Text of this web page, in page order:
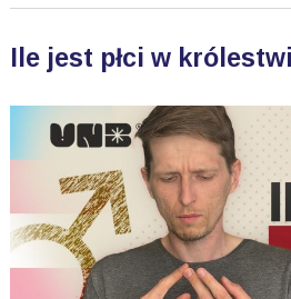
Ile jest płci w